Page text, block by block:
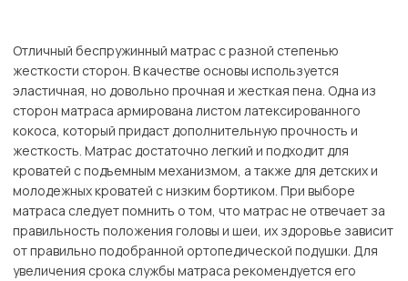
Отличный беспружинный матрас с разной степенью
жесткости сторон. В качестве основы используется
эластичная, но довольно прочная и жесткая пена. Одна из
сторон матраса армирована листом латексированного
кокоса, который придаст дополнительную прочность и
жесткость. Матрас достаточно легкий и подходит для
кроватей с подъемным механизмом, а также для детских и
молодежных кроватей с низким бортиком. При выборе
матраса следует помнить о том, что матрас не отвечает за
правильность положения головы и шеи, их здоровье зависит
от правильно подобранной ортопедической подушки. Для
увеличения срока службы матраса рекомендуется его